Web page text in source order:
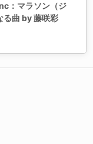
：マラソン（ジ
る曲 by 藤咲彩